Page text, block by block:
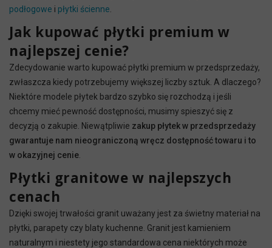
podłogowe i płytki ścienne
Jak kupować płytki premium w
najlepszej cenie?
Zdecydowanie warto kupować płytki premium w przedsprzedaży,
zwłaszcza kiedy potrzebujemy większej liczby sztuk. A dlaczego?
Niektóre modele płytek bardzo szybko się rozchodzą i jeśli
chcemy mieć pewność dostępności, musimy spieszyć się z
decyzją o zakupie. Niewątpliwie zakup płytek w przedsprzedaży
gwarantuje nam nieograniczoną wręcz dostępność towaru i to
w okazyjnej cenie
Płytki granitowe w najlepszych
cenach
Dzięki swojej trwałości granit uważany jest za świetny materiał na
płytki, parapety czy blaty kuchenne. Granit jest kamieniem
naturalnym i niestety jego standardowa cena niektórych może